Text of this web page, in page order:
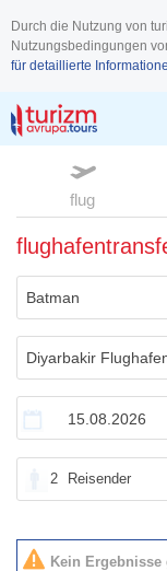
Durch die Nutzung von
Nutzungsbedingungen
für detaillierte
flug
2 Reisender
Kein Ergebnisse